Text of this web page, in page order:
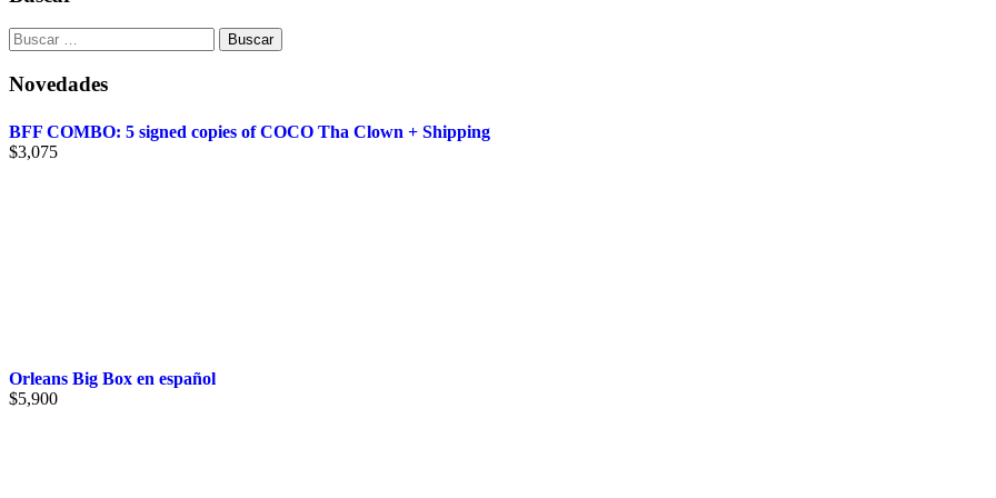
Buscar:
Novedades
BFF COMBO: 5 signed copies of COCO Tha Clown + Shipping
$3,075
Orleans Big Box en español
$5,900